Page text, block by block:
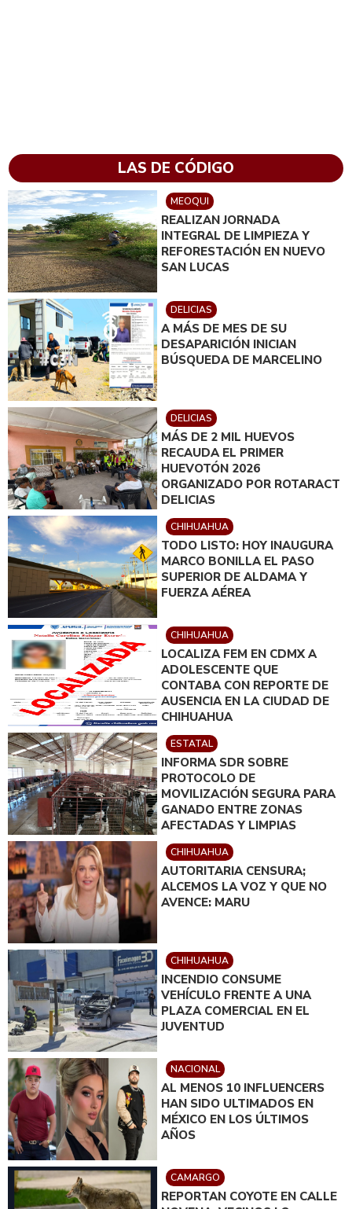
LAS DE CÓDIGO
MEOQUI
REALIZAN JORNADA
INTEGRAL DE LIMPIEZA Y
REFORESTACIÓN EN NUEVO
SAN LUCAS
DELICIAS
A MÁS DE MES DE SU
DESAPARICIÓN INICIAN
BÚSQUEDA DE MARCELINO
DELICIAS
MÁS DE 2 MIL HUEVOS
RECAUDA EL PRIMER
HUEVOTÓN 2026
ORGANIZADO POR ROTARACT
DELICIAS
CHIHUAHUA
TODO LISTO: HOY INAUGURA
MARCO BONILLA EL PASO
SUPERIOR DE ALDAMA Y
FUERZA AÉREA
CHIHUAHUA
LOCALIZA FEM EN CDMX A
ADOLESCENTE QUE
CONTABA CON REPORTE DE
AUSENCIA EN LA CIUDAD DE
CHIHUAHUA
ESTATAL
INFORMA SDR SOBRE
PROTOCOLO DE
MOVILIZACIÓN SEGURA PARA
GANADO ENTRE ZONAS
AFECTADAS Y LIMPIAS
CHIHUAHUA
AUTORITARIA CENSURA;
ALCEMOS LA VOZ Y QUE NO
AVENCE: MARU
CHIHUAHUA
INCENDIO CONSUME
VEHÍCULO FRENTE A UNA
PLAZA COMERCIAL EN EL
JUVENTUD
NACIONAL
AL MENOS 10 INFLUENCERS
HAN SIDO ULTIMADOS EN
MÉXICO EN LOS ÚLTIMOS
AÑOS
CAMARGO
REPORTAN COYOTE EN CALLE